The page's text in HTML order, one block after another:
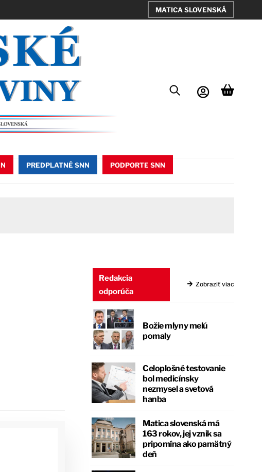
MATICA SLOVENSKÁ
PREDPLATNÉ SNN PODPORTE SNN
Redakcia
odporúča
Zobraziť viac
Božie mlyny melú
pomaly
Celoplošné testovanie
bol medicínsky
nezmysel a svetová
hanba
Matica slovenská má
163 rokov, jej vznik sa
pripomína ako pamätný
deň